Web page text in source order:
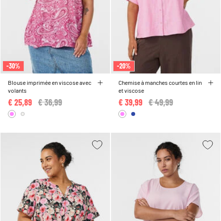
-30%
Blouse imprimée en viscose avec
volants
Price reduced from
€ 36,99
€ 25,89
-20%
Chemise à manches courtes en lin
et viscose
Price reduced from
€ 49,99
€ 39,99